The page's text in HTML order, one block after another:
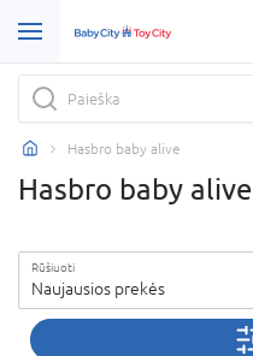
Hasbro baby alive
Hasbro baby alive
Rūšiuoti
Naujausios prekės